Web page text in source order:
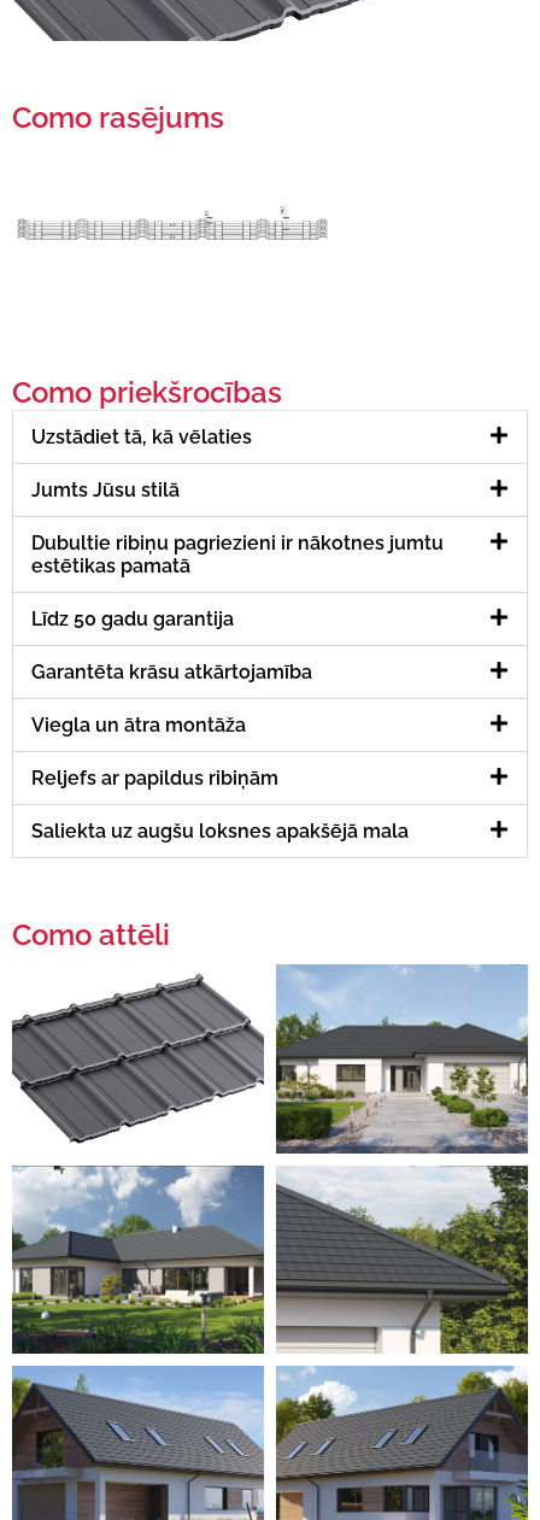
Como rasējums
Como priekšrocības
Uzstādiet tā, kā vēlaties
Jumts Jūsu stilā
Dubultie ribiņu pagriezieni ir nākotnes jumtu
estētikas pamatā
Līdz 50 gadu garantija
Garantēta krāsu atkārtojamība
Viegla un ātra montāža
Reljefs ar papildus ribiņām
Saliekta uz augšu loksnes apakšējā mala
Como attēli